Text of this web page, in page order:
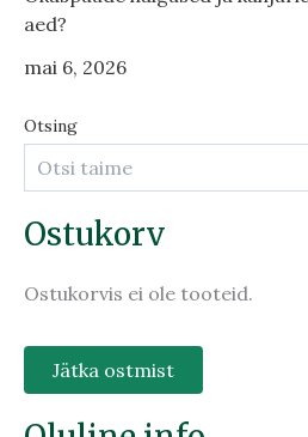
aed?
mai 6, 2026
Otsing
Ostukorv
Ostukorvis ei ole tooteid.
Jätka ostmist